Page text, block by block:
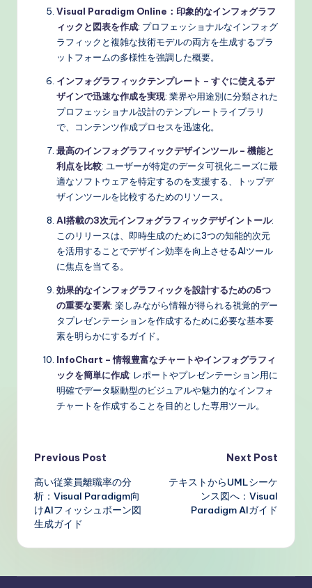
Visual Paradigm Online：印象的なインフォグラフ
ィックと図表を作成: プロフェッショナルなインフォグ
ラフィックと複雑な技術モデルの両方を生成するプラ
ットフォームの多様性を強調した概要。
インフォグラフィックテンプレート – すぐに使えるデ
ザインで迅速な作成を実現: 業界や用途別に分類された
プロフェッショナル設計のテンプレートライブラリ
で、コンテンツ作成プロセスを迅速化。
最高のインフォグラフィックデザインツール – 機能と
利点を比較: ユーザーが特定のデータ可視化ニーズに最
適なソフトウェアを特定するのを支援する、トップデ
ザインツールを比較するためのリソース。
AI搭載の3次元インフォグラフィックデザイントール:
このリリースは、即時生成のために3つの知能的次元
を活用することでデザイン効率を向上させるAIツール
に焦点を当てる。
効果的なインフォグラフィックを設計するための5つ
の重要な要素: 楽しみながら情報が得られる視覚的デー
タプレゼンテーションを作成するために必要な基本要
素を明らかにするガイド。
InfoChart – 情報豊富なチャートやインフォグラフィ
ックを簡単に作成: レポートやプレゼンテーション用に
明確でデータ駆動型のビジュアルや魅力的なインフォ
チャートを作成することを目的とした専用ツール。
Post
navigation
Previous Post
高い従業員離職率の分
析：Visual Paradigm向
けAIフィッシュボーン図
生成ガイド
Next Post
テキストからUMLシーケ
ンス図へ：Visual
Paradigm AIガイド